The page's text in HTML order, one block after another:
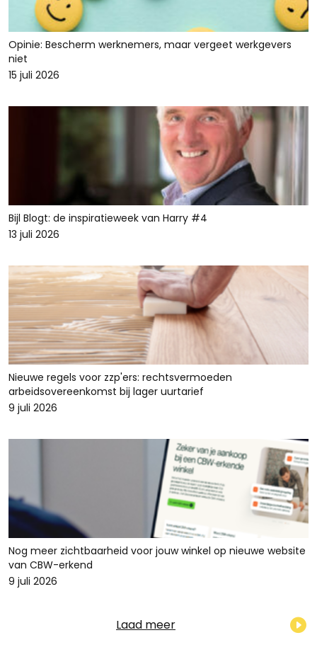
Opinie: Bescherm werknemers, maar vergeet werkgevers
niet
15 juli 2026
Bijl Blogt: de inspiratieweek van Harry #4
13 juli 2026
Nieuwe regels voor zzp'ers: rechtsvermoeden
arbeidsovereenkomst bij lager uurtarief
9 juli 2026
Nog meer zichtbaarheid voor jouw winkel op nieuwe website
van CBW-erkend
9 juli 2026
Laad meer